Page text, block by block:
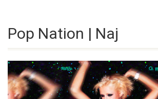
Pop Nation | Naj